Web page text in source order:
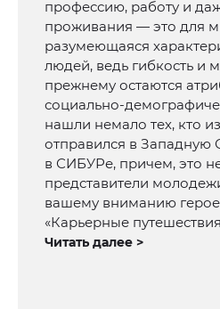
профессию, работу и
проживания — это для
разумеющаяся
людей, ведь гибкость и
прежнему остаются
социально-
нашли немало тех, кто
отправился в Западную
в СИБУРе, причем, это
представители
вашему вниманию
«Карьерные
Читать далее >